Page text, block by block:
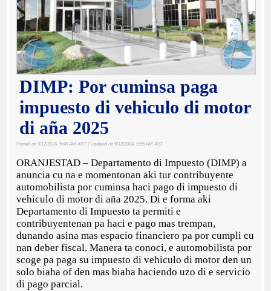
DIMP: Por cuminsa paga
impuesto di vehiculo di motor
di aña 2025
Posted on 9/12/2024, 9:46 AM AST | Updated on 9/12/2024, 9:55 AM AST
ORANJESTAD – Departamento di Impuesto (DIMP) a
anuncia cu na e momentonan aki tur contribuyente
automobilista por cuminsa haci pago di impuesto di
vehiculo di motor di aña 2025. Di e forma aki
Departamento di Impuesto ta permiti e
contribuyentenan pa haci e pago mas trempan,
dunando asina mas espacio financiero pa por cumpli cu
nan deber fiscal. Manera ta conoci, e automobilista por
scoge pa paga su impuesto di vehiculo di motor den un
solo biaha of den mas biaha haciendo uzo di e servicio
di pago parcial.